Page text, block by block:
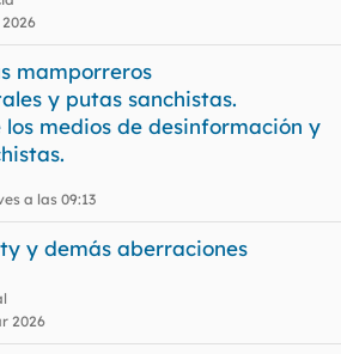
mamporreros
y putas sanchistas.
los medios de desinformación y
a las 09:13
y demás aberraciones
2026